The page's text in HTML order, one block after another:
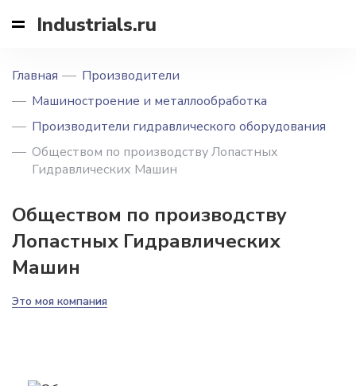
Industrials.ru
Главная
Производители
Машиностроение и металлообработка
Производители гидравлического оборудования
Обществом по производству Лопастных
Гидравлических Машин
Обществом по производству
Лопастных Гидравлических
Машин
Это моя компания